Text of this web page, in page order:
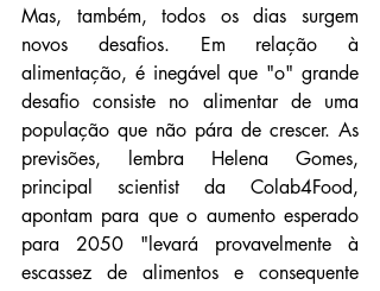
Mas, também, todos os dias surgem
novos desafios. Em relação à
alimentação, é inegável que "o" grande
desafio consiste no alimentar de uma
população que não pára de crescer. As
previsões, lembra Helena Gomes,
principal scientist da Colab4Food,
apontam para que o aumento esperado
para 2050 "levará provavelmente à
escassez de alimentos e consequente